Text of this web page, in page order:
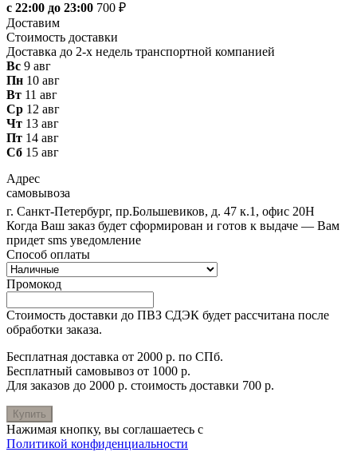
с 22:00 до 23:00 700 ₽
Доставим
Стоимость доставки
Доставка до 2-х недель транспортной компанией
Вс 9 авг
Пн 10 авг
Вт 11 авг
Ср 12 авг
Чт 13 авг
Пт 14 авг
Сб 15 авг
Адрес
самовывоза
г. Санкт-Петербург, пр.Большевиков, д. 47 к.1, офис 20Н
Когда Ваш заказ будет сформирован и готов к выдаче — Вам
придет sms уведомление
Способ оплаты
Промокод
Стоимость доставки до ПВЗ СДЭК будет рассчитана после
обработки заказа.
Бесплатная доставка от 2000 р. по СПб.
Бесплатный самовывоз от 1000 р.
Для заказов до 2000 р. стоимость доставки 700 р.
Купить
Нажимая кнопку, вы соглашаетесь с
Политикой конфиденциальности